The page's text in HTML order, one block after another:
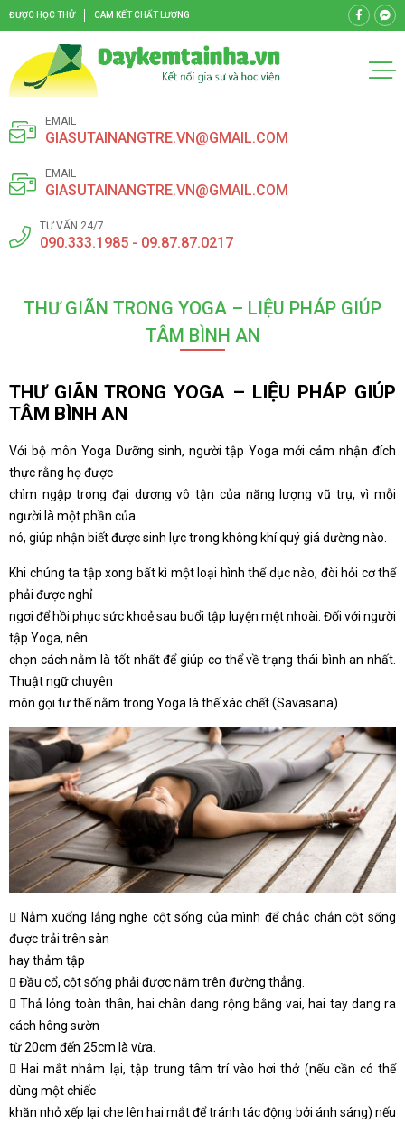
ĐƯỢC HỌC THỬ CAM KẾT CHẤT LƯỢNG
EMAIL
GIASUTAINANGTRE.VN@GMAIL.COM
EMAIL
GIASUTAINANGTRE.VN@GMAIL.COM
TƯ VẤN 24/7
090.333.1985 - 09.87.87.0217
THƯ GIÃN TRONG YOGA – LIỆU PHÁP GIÚP
TÂM BÌNH AN
THƯ GIÃN TRONG YOGA – LIỆU PHÁP GIÚP
TÂM BÌNH AN
Với bộ môn Yoga Dưỡng sinh, người tập Yoga mới cảm nhận đích
thực rằng họ được
chìm ngập trong đại dương vô tận của năng lượng vũ trụ, vì mỗi
người là một phần của
nó, giúp nhận biết được sinh lực trong không khí quý giá dường nào.
Khi chúng ta tập xong bất kì một loại hình thể dục nào, đòi hỏi cơ thể
phải được nghỉ
ngơi để hồi phục sức khoẻ sau buổi tập luyện mệt nhoài. Đối với người
tập Yoga, nên
chọn cách nằm là tốt nhất để giúp cơ thể về trạng thái bình an nhất.
Thuật ngữ chuyên
môn gọi tư thế nằm trong Yoga là thế xác chết (Savasana).
 Nằm xuống lắng nghe cột sống của mình để chắc chắn cột sống
được trải trên sàn
hay thảm tập
 Đầu cổ, cột sống phải được nằm trên đường thẳng.
 Thả lỏng toàn thân, hai chân dang rộng bằng vai, hai tay dang ra
cách hông sườn
từ 20cm đến 25cm là vừa.
 Hai mắt nhắm lại, tập trung tâm trí vào hơi thở (nếu cần có thể
dùng một chiếc
khăn nhỏ xếp lại che lên hai mắt để tránh tác động bởi ánh sáng) nếu